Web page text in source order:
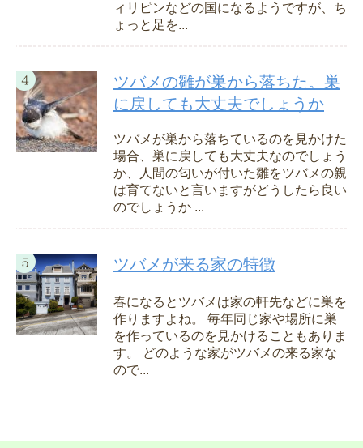
ィリピンなどの国になるようですが、ち
ょっと足を...
ツバメの雛が巣から落ちた。巣
に戻しても大丈夫でしょうか
ツバメが巣から落ちているのを見かけた
場合、巣に戻しても大丈夫なのでしょう
か、人間の匂いが付いた雛をツバメの親
は育てないと言いますがどうしたら良い
のでしょうか ...
ツバメが来る家の特徴
春になるとツバメは家の軒先などに巣を
作りますよね。 毎年同じ家や場所に巣
を作っているのを見かけることもありま
す。 どのような家がツバメの来る家な
ので...